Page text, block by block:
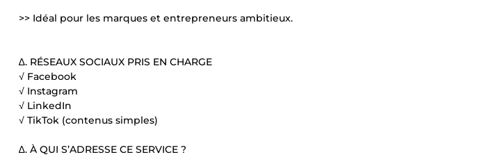
>> Idéal pour les marques et entrepreneurs ambitieux.
∆. RÉSEAUX SOCIAUX PRIS EN CHARGE
√ Facebook
√ Instagram
√ LinkedIn
√ TikTok (contenus simples)
∆. À QUI S’ADRESSE CE SERVICE ?